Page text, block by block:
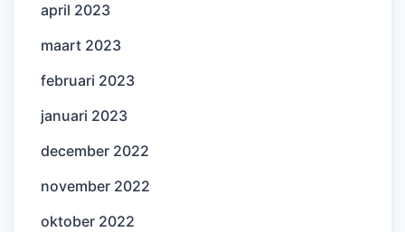
april 2023
maart 2023
februari 2023
januari 2023
december 2022
november 2022
oktober 2022